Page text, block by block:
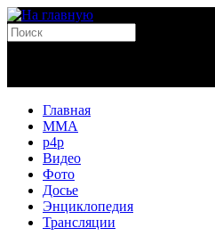
Главная
MMA
p4p
Видео
Фото
Досье
Энциклопедия
Трансляции